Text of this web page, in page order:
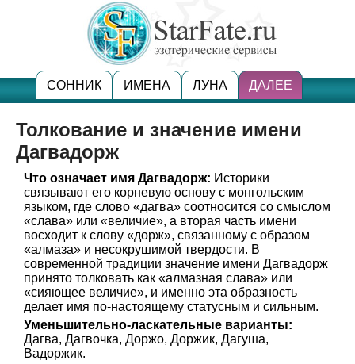
СОННИК ИМЕНА ЛУНА ДАЛЕЕ
Толкование и значение имени
Дагвадорж
Что означает имя Дагвадорж: Историки
связывают его корневую основу с монгольским
языком, где слово «дагва» соотносится со смыслом
«слава» или «величие», а вторая часть имени
восходит к слову «дорж», связанному с образом
«алмаза» и несокрушимой твердости. В
современной традиции значение имени Дагвадорж
принято толковать как «алмазная слава» или
«сияющее величие», и именно эта образность
делает имя по-настоящему статусным и сильным.
Уменьшительно-ласкательные варианты:
Дагва, Дагвочка, Доржо, Доржик, Дагуша,
Вадоржик.